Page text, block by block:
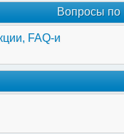
Вопросы по
FAQ-и